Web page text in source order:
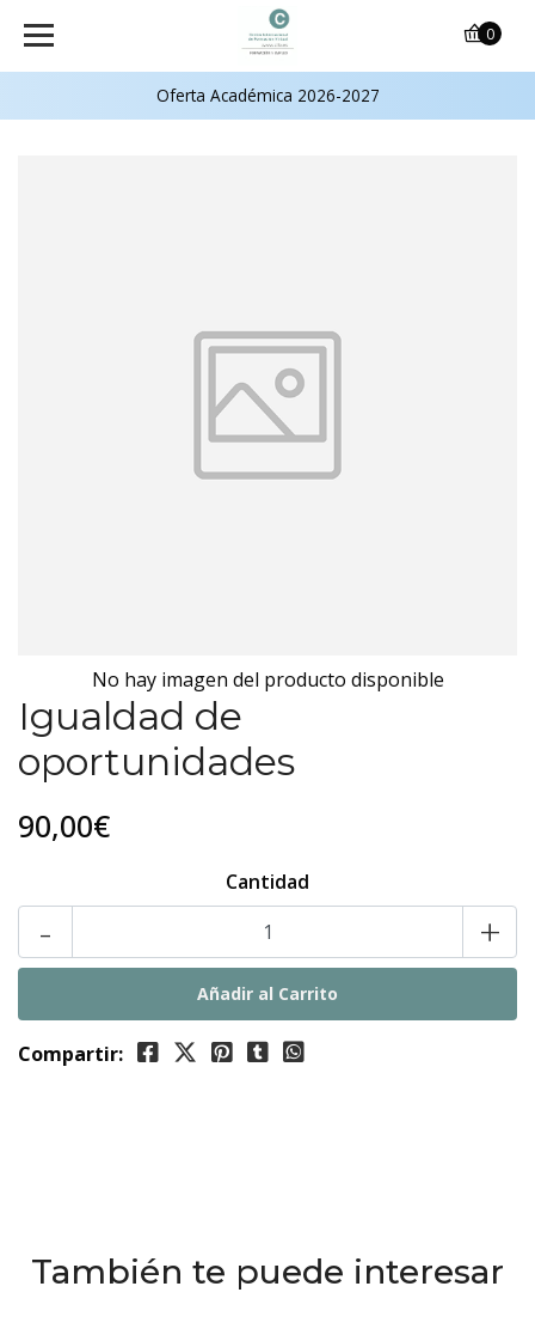
Oferta Académica 2026-2027
0
No hay imagen del producto disponible
Igualdad de
oportunidades
90,00€
Cantidad
- +
Compartir:
También te puede interesar